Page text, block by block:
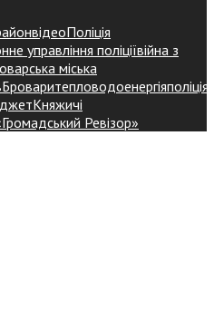
відеоПоліція
управління поліціївійна з
міська
Броваритепловодоенергіяполіція
Княжичі
Ревізор»